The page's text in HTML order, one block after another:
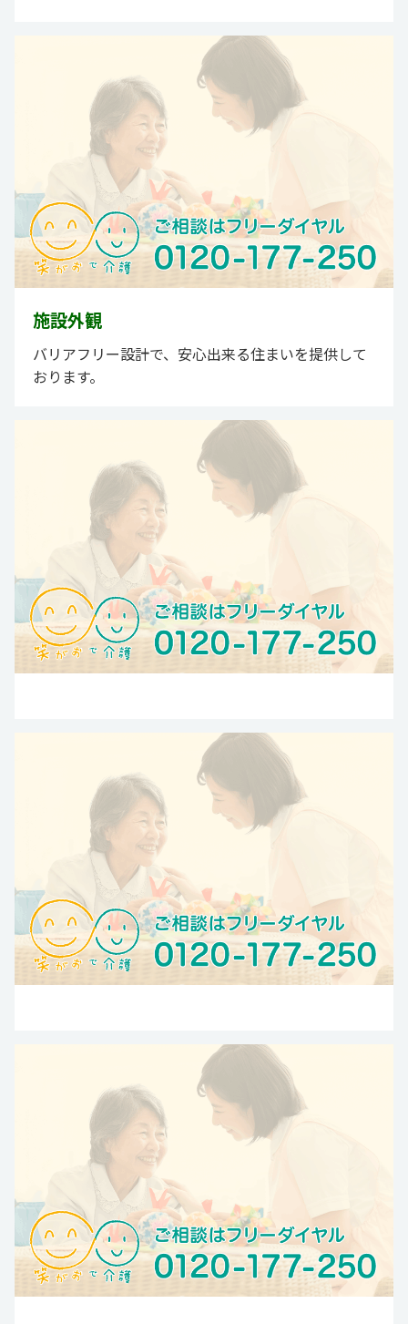
施設外観
バリアフリー設計で、安心出来る住まいを提供して
おります。